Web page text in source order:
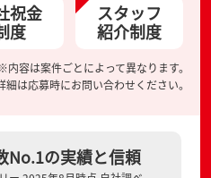
祝金
度
スタッフ
紹介制度
内容は案件ごとによって異なります。
細は応募時にお問い合わせください。
No.1の実績と信頼